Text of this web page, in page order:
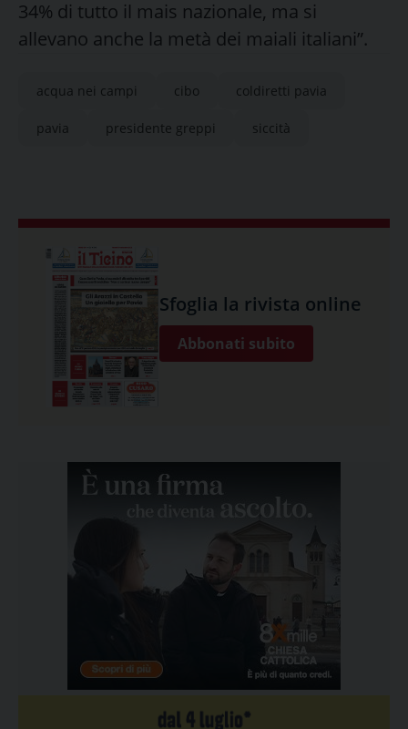
34% di tutto il mais nazionale, ma si
allevano anche la metà dei maiali italiani”.
acqua nei campi cibo coldiretti pavia
pavia presidente greppi siccità
Sfoglia la rivista online
Abbonati subito